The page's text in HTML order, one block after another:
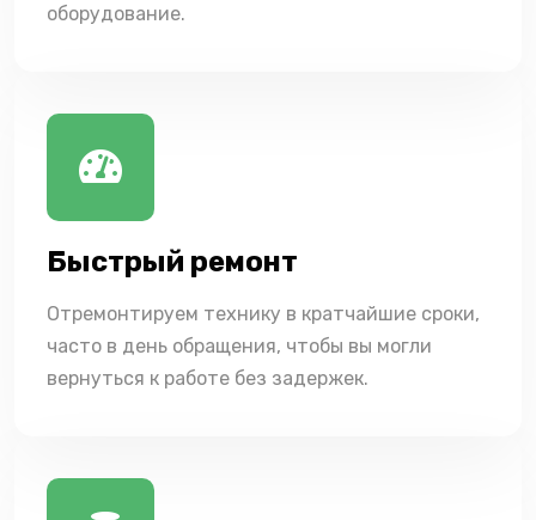
оборудование.
Быстрый ремонт
Отремонтируем технику в кратчайшие сроки,
часто в день обращения, чтобы вы могли
вернуться к работе без задержек.